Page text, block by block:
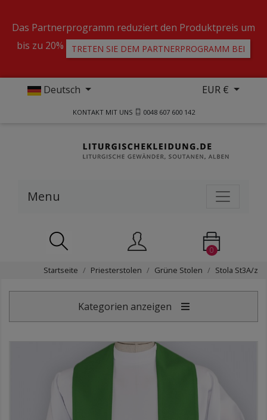
Das Partnerprogramm reduziert den Produktpreis um
bis zu 20%
TRETEN SIE DEM PARTNERPROGRAMM BEI
Deutsch EUR €
KONTAKT MIT UNS 0048 607 600 142
Menu
0
Startseite Priesterstolen Grüne Stolen Stola St3A/z
Kategorien anzeigen